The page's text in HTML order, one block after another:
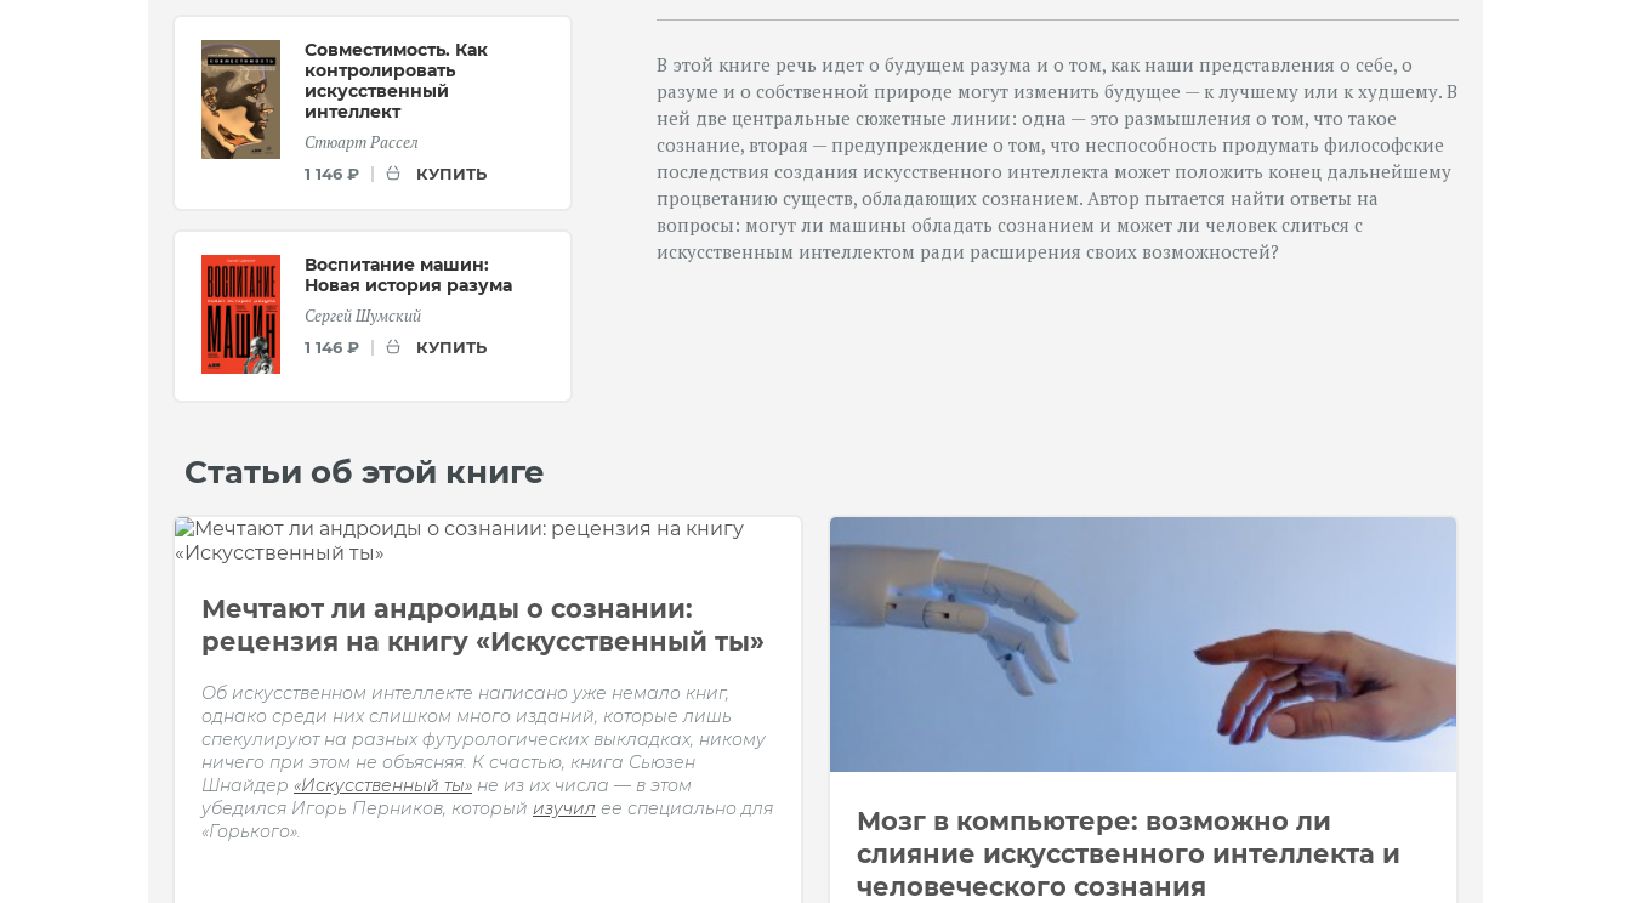
Совместимость. Как
контролировать
искусственный
интеллект
Стюарт Рассел
1 146 ₽ КУПИТЬ
Воспитание машин:
Новая история разума
Сергей Шумский
1 146 ₽ КУПИТЬ
В этой книге речь идет о будущем разума и о том, как наши представления о себе, о
разуме и о собственной природе могут изменить будущее — к лучшему или к худшему. В
ней две центральные сюжетные линии: одна — это размышления о том, что такое
сознание, вторая — предупреждение о том, что неспособность продумать философские
последствия создания искусственного интеллекта может положить конец дальнейшему
процветанию существ, обладающих сознанием. Автор пытается найти ответы на
вопросы: могут ли машины обладать сознанием и может ли человек слиться с
искусственным интеллектом ради расширения своих возможностей?
Статьи об этой книге
Мечтают ли андроиды о сознании:
рецензия на книгу «Искусственный ты»
Об искусственном интеллекте написано уже немало книг,
однако среди них слишком много изданий, которые лишь
спекулируют на разных футурологических выкладках, никому
ничего при этом не объясняя. К счастью, книга Сьюзен
Шнайдер «Искусственный ты» не из их числа — в этом
убедился Игорь Перников, который изучил ее специально для
«Горького».
Мозг в компьютере: возможно ли
слияние искусственного интеллекта и
человеческого сознания